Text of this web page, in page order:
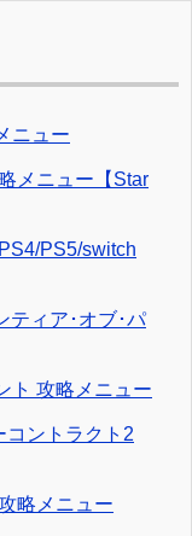
ニュー
メニュー【Star
PS5/switch
ティア･オブ･パ
ト 攻略メニュー
コントラクト2
略メニュー